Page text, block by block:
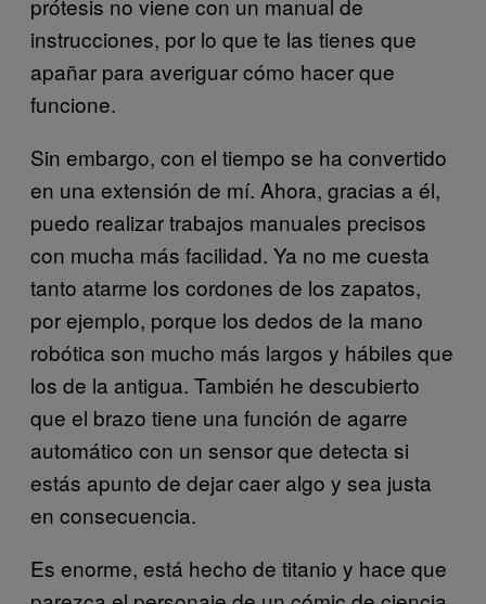
instrucciones, por lo que te las tienes que
apañar para averiguar cómo hacer que
funcione.
Sin embargo, con el tiempo se ha convertido
en una extensión de mí. Ahora, gracias a él,
puedo realizar trabajos manuales precisos
con mucha más facilidad. Ya no me cuesta
tanto atarme los cordones de los zapatos,
por ejemplo, porque los dedos de la mano
robótica son mucho más largos y hábiles que
los de la antigua. También he descubierto
que el brazo tiene una función de agarre
automático con un sensor que detecta si
estás apunto de dejar caer algo y sea justa
en consecuencia.
Es enorme, está hecho de titanio y hace que